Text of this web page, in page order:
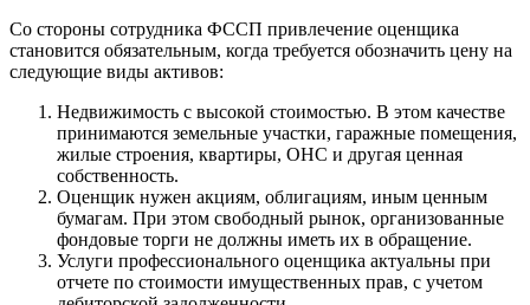
Со стороны сотрудника ФССП привлечение оценщика
становится обязательным, когда требуется обозначить цену на
следующие виды активов:
Недвижимость с высокой стоимостью. В этом качестве
принимаются земельные участки, гаражные помещения,
жилые строения, квартиры, ОНС и другая ценная
собственность.
Оценщик нужен акциям, облигациям, иным ценным
бумагам. При этом свободный рынок, организованные
фондовые торги не должны иметь их в обращение.
Услуги профессионального оценщика актуальны при
отчете по стоимости имущественных прав, с учетом